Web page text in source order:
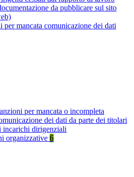
da pubblicare sul sito
per mancata comunicazione dei dati
per mancata o incompleta
dei dati da parte dei titolari
incarichi dirigenziali
organizzative 6